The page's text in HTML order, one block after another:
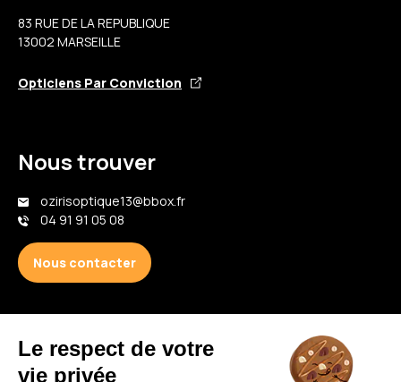
83 RUE DE LA REPUBLIQUE
13002 MARSEILLE
Opticiens Par Conviction
Votre opticien proche de vous
Nous trouver
ozirisoptique13@bbox.fr
04 91 91 05 08
Nous contacter